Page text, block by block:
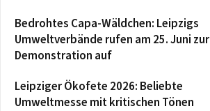
Bedrohtes Capa-Wäldchen: Leipzigs
Umweltverbände rufen am 25. Juni zur
Demonstration auf
Leipziger Ökofete 2026: Beliebte
Umweltmesse mit kritischen Tönen